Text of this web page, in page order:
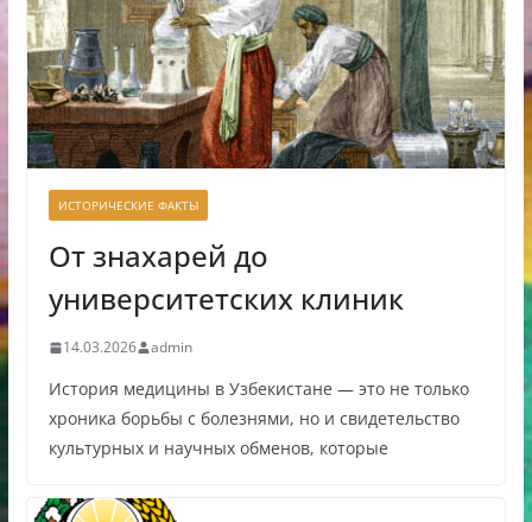
ИСТОРИЧЕСКИЕ ФАКТЫ
От знахарей до
университетских клиник
14.03.2026 admin
История медицины в Узбекистане — это не только
хроника борьбы с болезнями, но и свидетельство
культурных и научных обменов, которые